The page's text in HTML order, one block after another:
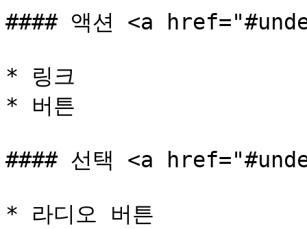
#### 액션 <a
* 링크
* 버튼
#### 선택 <a
* 라디오 버튼